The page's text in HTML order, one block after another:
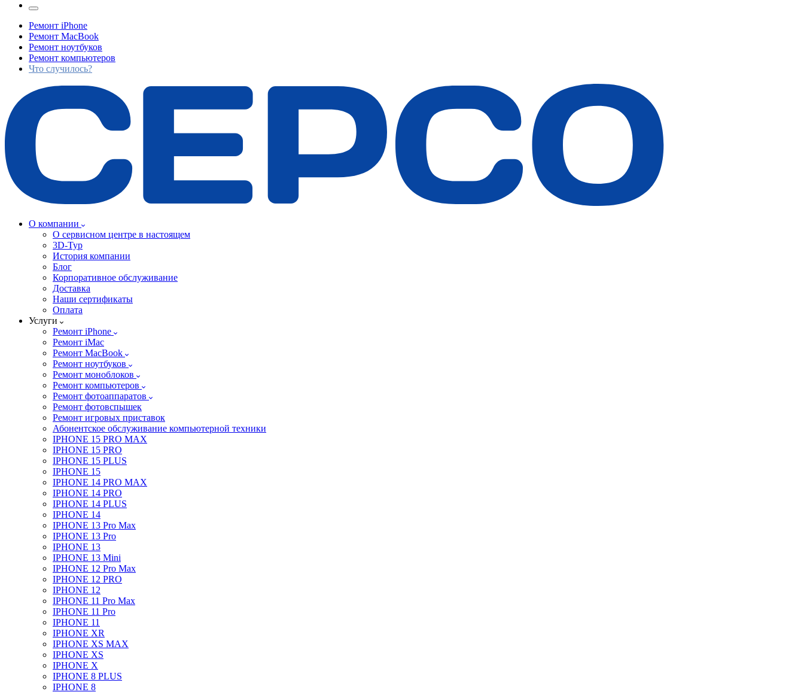
Ремонт iPhone
Ремонт MacBook
Ремонт ноутбуков
Ремонт компьютеров
Что случилось?
О компании
О сервисном центре в настоящем
3D-Тур
История компании
Блог
Корпоративное обслуживание
Доставка
Наши сертификаты
Оплата
Услуги
Ремонт iPhone
Ремонт iMac
Ремонт MacBook
Ремонт ноутбуков
Ремонт моноблоков
Ремонт компьютеров
Ремонт фотоаппаратов
Ремонт фотовспышек
Ремонт игровых приставок
Абонентское обслуживание компьютерной техники
IPHONE 15 PRO MAX
IPHONE 15 PRO
IPHONE 15 PLUS
IPHONE 15
IPHONE 14 PRO MAX
IPHONE 14 PRO
IPHONE 14 PLUS
IPHONE 14
IPHONE 13 Pro Max
IPHONE 13 Pro
IPHONE 13
IPHONE 13 Mini
IPHONE 12 Pro Max
IPHONE 12 PRO
IPHONE 12
IPHONE 11 Pro Max
IPHONE 11 Pro
IPHONE 11
IPHONE XR
IPHONE XS MAX
IPHONE XS
IPHONE X
IPHONE 8 PLUS
IPHONE 8